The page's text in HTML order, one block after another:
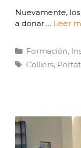
Nuevamente,
a donar … Leer
Formación,
Colliers,